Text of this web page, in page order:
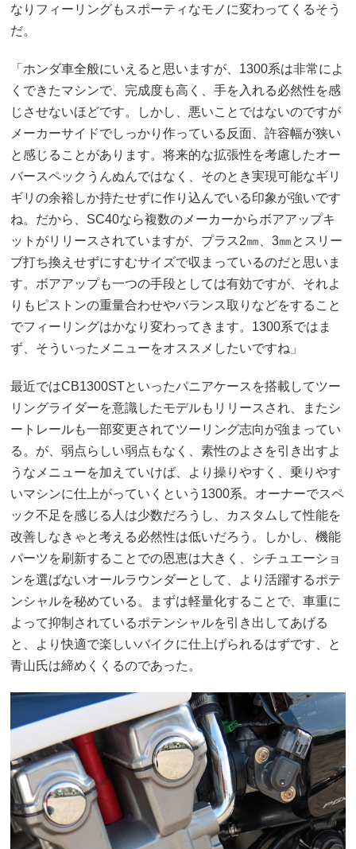
なりフィーリングもスポーティなモノに変わってくるそう
だ。
「ホンダ車全般にいえると思いますが、1300系は非常によ
くできたマシンで、完成度も高く、手を入れる必然性を感
じさせないほどです。しかし、悪いことではないのですが
メーカーサイドでしっかり作っている反面、許容幅が狭い
と感じることがあります。将来的な拡張性を考慮したオー
バースペックうんぬんではなく、そのとき実現可能なギリ
ギリの余裕しか持たせずに作り込んでいる印象が強いです
ね。だから、SC40なら複数のメーカーからボアアップキ
ットがリリースされていますが、プラス2㎜、3㎜とスリー
ブ打ち換えせずにすむサイズで収まっているのだと思いま
す。ボアアップも一つの手段としては有効ですが、それよ
りもピストンの重量合わせやバランス取りなどをすること
でフィーリングはかなり変わってきます。1300系ではま
ず、そういったメニューをオススメしたいですね」
最近ではCB1300STといったパニアケースを搭載してツー
リングライダーを意識したモデルもリリースされ、またシ
ートレールも一部変更されてツーリング志向が強まってい
る。が、弱点らしい弱点もなく、素性のよさを引き出すよ
うなメニューを加えていけば、より操りやすく、乗りやす
いマシンに仕上がっていくという1300系。オーナーでスペ
ック不足を感じる人は少数だろうし、カスタムして性能を
改善しなきゃと考える必然性は低いだろう。しかし、機能
パーツを刷新することでの恩恵は大きく、シチュエーショ
ンを選ばないオールラウンダーとして、より活躍するポテ
ンシャルを秘めている。まずは軽量化することで、車重に
よって抑制されているポテンシャルを引き出してあげる
と、より快適で楽しいバイクに仕上げられるはずです、と
青山氏は締めくくるのであった。